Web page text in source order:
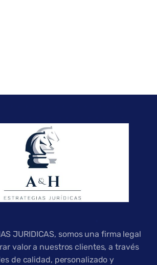
JURIDICAS, somos una firma legal
valor a nuestros clientes, a través
de calidad, personalizado y